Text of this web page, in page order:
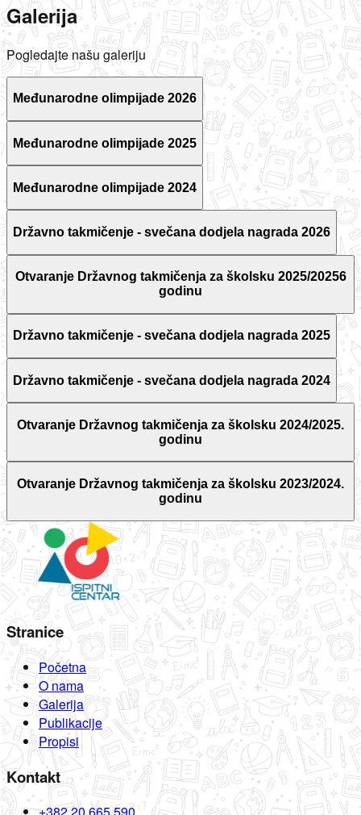
Galerija
Pogledajte našu galeriju
Međunarodne olimpijade 2026
Međunarodne olimpijade 2025
Međunarodne olimpijade 2024
Državno takmičenje - svečana dodjela nagrada 2026
Otvaranje Državnog takmičenja za školsku 2025/20256
godinu
Državno takmičenje - svečana dodjela nagrada 2025
Državno takmičenje - svečana dodjela nagrada 2024
Otvaranje Državnog takmičenja za školsku 2024/2025.
godinu
Otvaranje Državnog takmičenja za školsku 2023/2024.
godinu
Stranice
Početna
O nama
Galerija
Publikacije
Propisi
Kontakt